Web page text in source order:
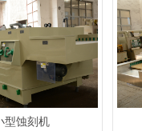
型蚀刻机